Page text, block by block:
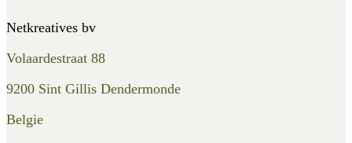
Netkreatives bv
Volaardestraat 88
9200 Sint Gillis Dendermonde
Belgie